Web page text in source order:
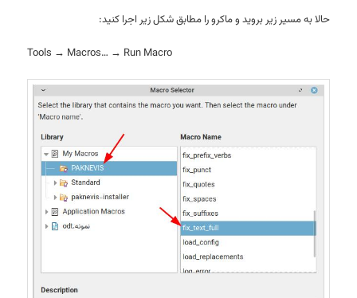
حالا به مسیر زیر بروید و ماکرو را مطابق شکل زیر اجرا کنید:
Tools → Macros… → Run Macro